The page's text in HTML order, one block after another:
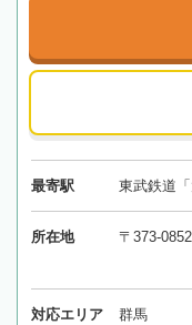
最寄駅 東武鉄道
所在地 〒373-
対応エリア 群馬